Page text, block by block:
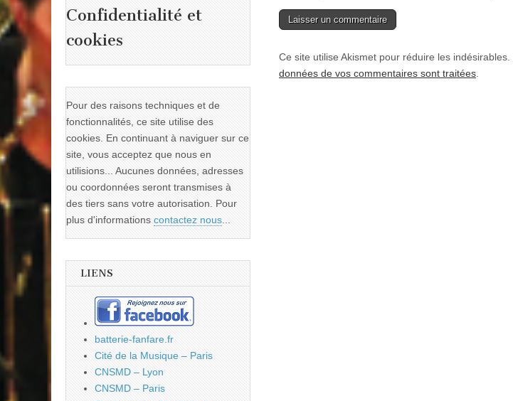
Ce site utilise Akismet pour réduire les indésirables.
données de vos commentaires sont traitées
Confidentialité et
cookies
Pour des raisons techniques et de
fonctionnalités, ce site utilise des
cookies. En continuant à naviguer sur ce
site, vous acceptez que nous en
utilisions... Aucunes données, adresses
ou coordonnées seront transmises à
des tiers sans votre autorisation. Pour
plus d'informations contactez nous...
LIENS
batterie-fanfare.fr
Cité de la Musique – Paris
CNSMD – Lyon
CNSMD – Paris